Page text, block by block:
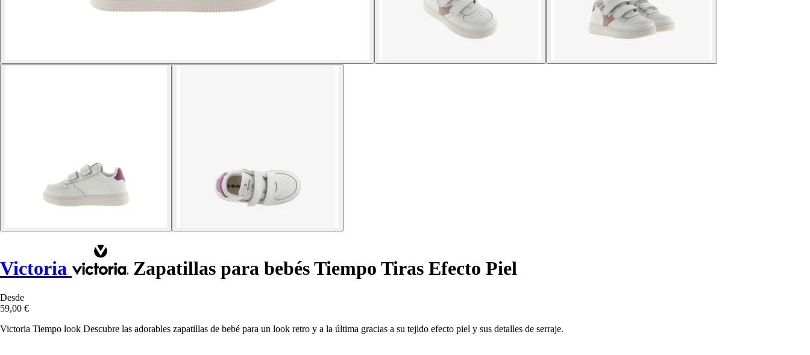
Victoria Zapatillas para bebés Tiempo Tiras Efecto Piel
Desde
59,00 €
Victoria Tiempo look Descubre las adorables zapatillas de bebé para un look retro y a la última gracias a su tejido efecto piel y sus detalles de serraje.